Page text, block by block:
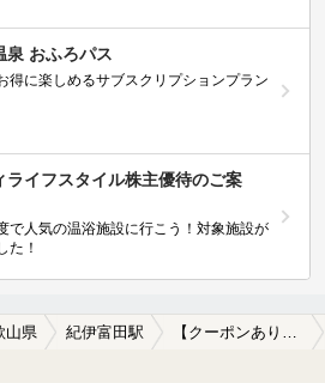
泉 おふろパス
得に楽しめるサブスクリプションプラン
ライフスタイル株主優待のご案
で人気の温浴施設に行こう！対象施設が
た！
山県 紀伊富田駅 【クーポンあり】女子旅・女子会におすすめの紀伊富田駅近くの温泉、日帰り温泉、スーパー銭湯おすすめ